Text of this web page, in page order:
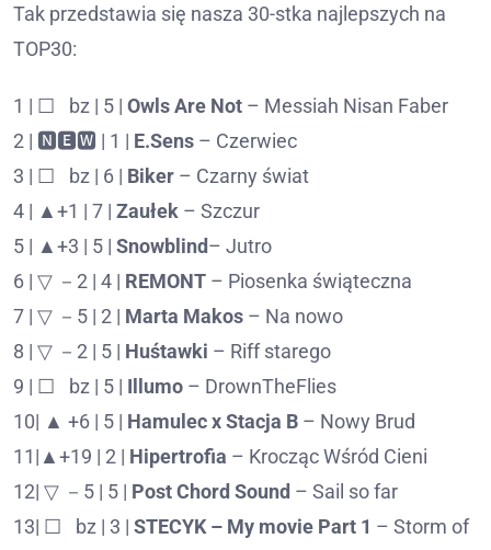
Tak przedstawia się nasza 30-stka najlepszych na
TOP30:
1 | ☐⠀bz | 5 | Owls Are Not – Messiah Nisan Faber
2 | 🅽🅴🆆 | 1 | E.Sens – Czerwiec
3 | ☐⠀bz | 6 | Biker – Czarny świat
4 | ▲+1 | 7 | Zaułek – Szczur
5 | ▲+3 | 5 | Snowblind– Jutro
6 | ▽ －2 | 4 | REMONT – Piosenka świąteczna
7 | ▽ －5 | 2 | Marta Makos – Na nowo
8 | ▽ －2 | 5 | Huśtawki – Riff starego
9 | ☐⠀bz | 5 | Illumo – DrownTheFlies
10| ▲ +6 | 5 | Hamulec x Stacja B – Nowy Brud
11|▲+19 | 2 | Hipertrofia – Krocząc Wśród Cieni
12| ▽ －5 | 5 | Post Chord Sound – Sail so far
13| ☐⠀bz | 3 | STECYK – My movie Part 1 – Storm of